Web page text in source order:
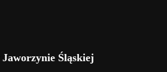
Śląskiej